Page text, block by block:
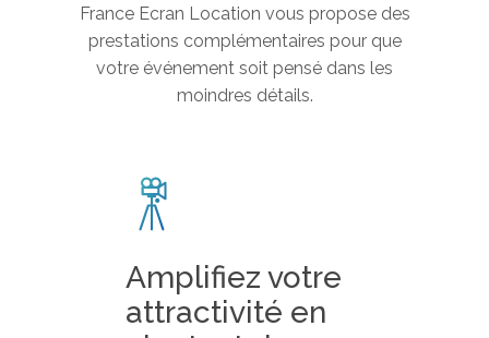
France Ecran Location vous propose des
prestations complémentaires pour que
votre événement soit pensé dans les
moindres détails.
Amplifiez votre
attractivité en